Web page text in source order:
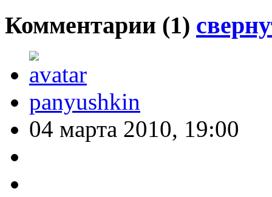
Комментарии (1)
panyushkin
04 марта 2010, 19:00